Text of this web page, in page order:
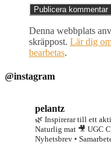
Denna webbplats
skräppost. Lär dig
bearbetas.
@instagram
pelantz
🌿 Inspirerar till ett
Naturlig mat 🎥 UGC
Nyhetsbrev •